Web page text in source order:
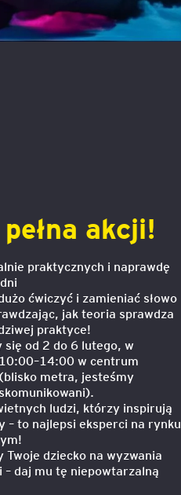
MBA z programem
Projektami w
akcji!
praktycznych i naprawdę
ćwiczyć i zamieniać słowo
jak teoria sprawdza
praktyce!
się od 2 do 6 lutego, w
w centrum
metra, jesteśmy
ludzi, którzy inspirują
– to najlepsi eksperci na rynku
Twoje dziecko na wyzwania
– daj mu tę niepowtarzalną